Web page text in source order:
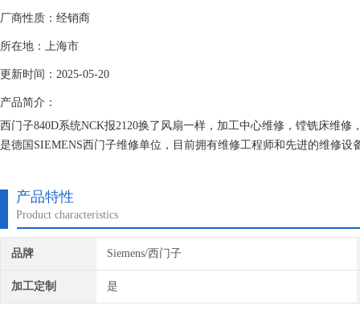
厂商性质：经销商
所在地：上海市
更新时间：2025-05-20
产品简介：
西门子840D系统NCK报2120换了风扇一样，加工中心维修，镗铣床维
是德国SIEMENS西门子维修单位，目前拥有维修工程师和先进的维修
产品特性
Product characteristics
品牌 Siemens/西门子
加工定制 是